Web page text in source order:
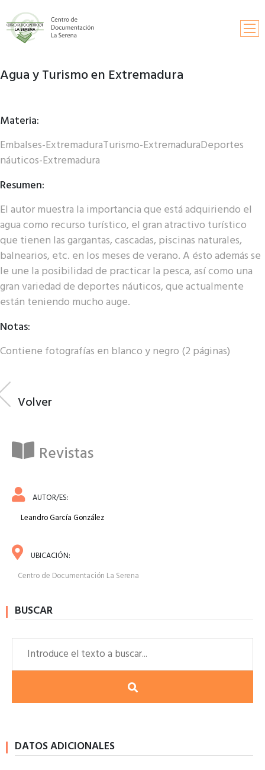
Inicio
Información y contactos
Solicitud de publicaciones
Fondos documentales
Agua y Turismo en Extremadura
Materia:
Embalses-ExtremaduraTurismo-ExtremaduraDeportes
náuticos-Extremadura
Resumen:
El autor muestra la importancia que está adquiriendo el
agua como recurso turístico, el gran atractivo turístico
que tienen las gargantas, cascadas, piscinas naturales,
balnearios, etc. en los meses de verano. A ésto además se
le une la posibilidad de practicar la pesca, así como una
gran variedad de deportes náuticos, que actualmente
están teniendo mucho auge.
Notas:
Contiene fotografías en blanco y negro (2 páginas)
Volver
Revistas
AUTOR/ES:
Leandro García González
UBICACIÓN:
Centro de Documentación La Serena
BUSCAR
DATOS ADICIONALES